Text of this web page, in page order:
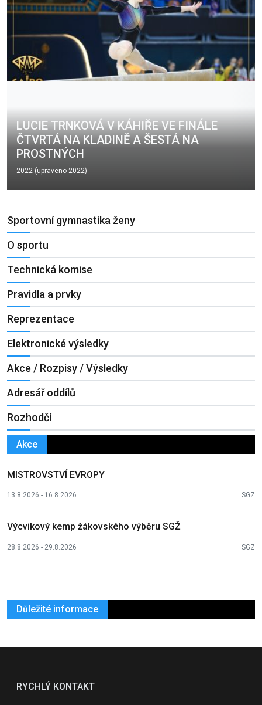
LUCIE TRNKOVÁ V KÁHIŘE VE FINÁLE
ČTVRTÁ NA KLADINĚ A ŠESTÁ NA
PROSTNÝCH
2022 (upraveno 2022)
Sportovní gymnastika ženy
O sportu
Technická komise
Pravidla a prvky
Reprezentace
Elektronické výsledky
Akce / Rozpisy / Výsledky
Adresář oddílů
Rozhodčí
Akce
MISTROVSTVÍ EVROPY
13.8.2026 - 16.8.2026 SGZ
Výcvikový kemp žákovského výběru SGŽ
28.8.2026 - 29.8.2026 SGZ
Důležité informace
RYCHLÝ KONTAKT